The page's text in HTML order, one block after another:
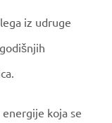
iz udruge
koja se